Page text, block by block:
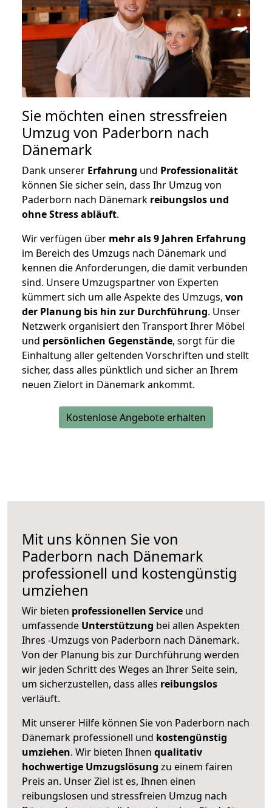
Sie möchten einen stressfreien
Umzug von Paderborn nach
Dänemark
Dank unserer Erfahrung und Professionalität
können Sie sicher sein, dass Ihr Umzug von
Paderborn nach Dänemark reibungslos und
ohne Stress abläuft.
Wir verfügen über mehr als 9 Jahren Erfahrung
im Bereich des Umzugs nach Dänemark und
kennen die Anforderungen, die damit verbunden
sind. Unsere Umzugspartner von Experten
kümmert sich um alle Aspekte des Umzugs, von
der Planung bis hin zur Durchführung. Unser
Netzwerk organisiert den Transport Ihrer Möbel
und persönlichen Gegenstände, sorgt für die
Einhaltung aller geltenden Vorschriften und stellt
sicher, dass alles pünktlich und sicher an Ihrem
neuen Zielort in Dänemark ankommt.
Kostenlose Angebote erhalten
Mit uns können Sie von
Paderborn nach Dänemark
professionell und kostengünstig
umziehen
Wir bieten professionellen Service und
umfassende Unterstützung bei allen Aspekten
Ihres -Umzugs von Paderborn nach Dänemark.
Von der Planung bis zur Durchführung werden
wir jeden Schritt des Weges an Ihrer Seite sein,
um sicherzustellen, dass alles reibungslos
verläuft.
Mit unserer Hilfe können Sie von Paderborn nach
Dänemark professionell und kostengünstig
umziehen. Wir bieten Ihnen qualitativ
hochwertige Umzugslösung zu einem fairen
Preis an. Unser Ziel ist es, Ihnen einen
reibungslosen und stressfreien Umzug nach